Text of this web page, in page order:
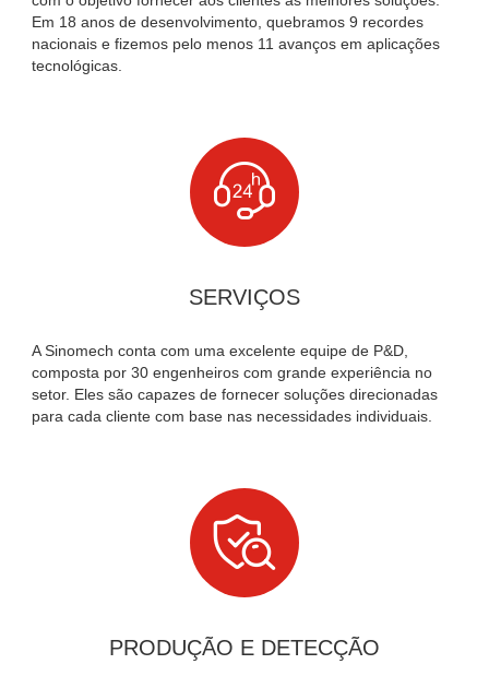
Em 18 anos de desenvolvimento, quebramos 9 recordes
nacionais e fizemos pelo menos 11 avanços em aplicações
tecnológicas.

SERVIÇOS
A Sinomech conta com uma excelente equipe de P&D,
composta por 30 engenheiros com grande experiência no
setor. Eles são capazes de fornecer soluções direcionadas
para cada cliente com base nas necessidades individuais.

PRODUÇÃO E DETECÇÃO